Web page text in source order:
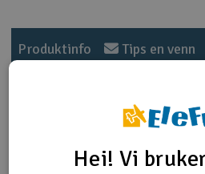
Outlet
Smarthjem, lek &
Produktinfo Tips en venn
Produktinformasjon
TRX-2580 Screws, 3x20mm
Hei! Vi